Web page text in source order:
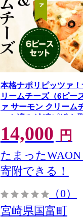
本格ナポリピッツァ
リームチーズ（6ピー
ァ サーモン クリーム
ット済み 冷凍ピザ お
惣菜 パーティー お祝
14,000 円
たまった
寄附できる！
（0）
宮崎県国富町